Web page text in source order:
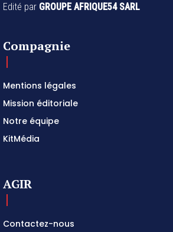
Edité par GROUPE AFRIQUE54 SARL
Compagnie
Mentions légales
Mission éditoriale
Notre équipe
KitMédia
AGIR
Contactez-nous